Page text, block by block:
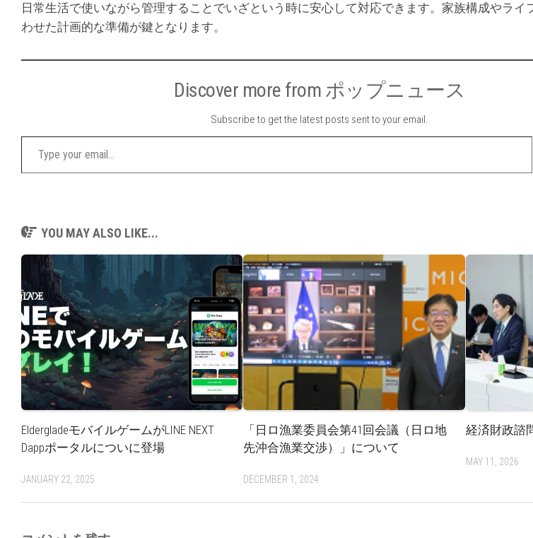
日常生活で使いながら管理することでいざという時に安心して対応できます。家族構成やライ
わせた計画的な準備が鍵となります。
Discover more from ポップニュース
Subscribe to get the latest posts sent to your email.
Type your email…
YOU MAY ALSO LIKE...
EldergladeモバイルゲームがLINE NEXT
Dappポータルについに登場
JANUARY 22, 2025
「日ロ漁業委員会第41回会議（日ロ地
先沖合漁業交渉）」について
DECEMBER 1, 2024
経済財政諮
MAY 11, 2026